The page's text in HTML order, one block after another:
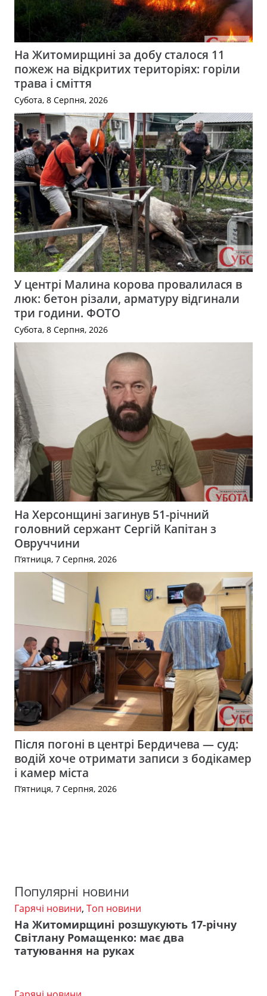
На Житомирщині за добу сталося 11
пожеж на відкритих територіях: горіли
трава і сміття
Субота, 8 Серпня, 2026
У центрі Малина корова провалилася в
люк: бетон різали, арматуру відгинали
три години. ФОТО
Субота, 8 Серпня, 2026
На Херсонщині загинув 51-річний
головний сержант Сергій Капітан з
Овруччини
П’ятниця, 7 Серпня, 2026
Після погоні в центрі Бердичева — суд:
водій хоче отримати записи з бодікамер
і камер міста
П’ятниця, 7 Серпня, 2026
Популярні новини
Гарячі новини, Топ новини
На Житомирщині розшукують 17-річну
Світлану Ромащенко: має два
татуювання на руках